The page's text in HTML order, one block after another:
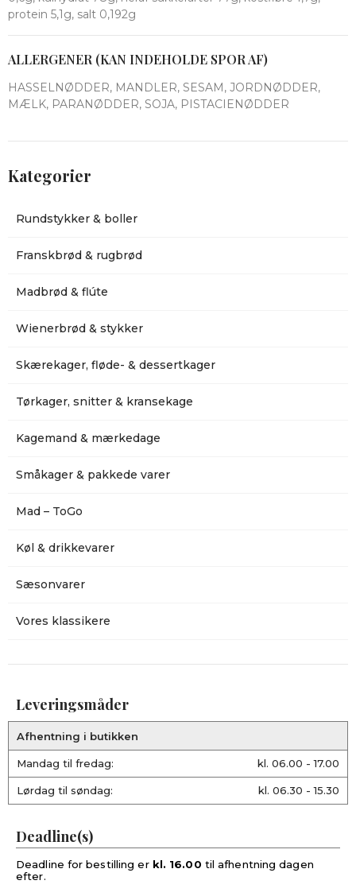
protein 5,1g, salt 0,192g
ALLERGENER (KAN INDEHOLDE SPOR AF)
HASSELNØDDER, MANDLER, SESAM, JORDNØDDER,
MÆLK, PARANØDDER, SOJA, PISTACIENØDDER
Kategorier
Rundstykker & boller
Franskbrød & rugbrød
Madbrød & flúte
Wienerbrød & stykker
Skærekager, fløde- & dessertkager
Tørkager, snitter & kransekage
Kagemand & mærkedage
Småkager & pakkede varer
Mad – ToGo
Køl & drikkevarer
Sæsonvarer
Vores klassikere
Leveringsmåder
Afhentning i butikken
Mandag til fredag: kl. 06.00 - 17.00
Lørdag til søndag: kl. 06.30 - 15.30
Deadline(s)
Deadline for bestilling er kl. 16.00 til afhentning dagen
efter.